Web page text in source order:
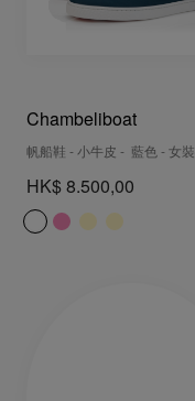
Chambeliboat
帆船鞋 - 小牛皮 - 藍色 - 女裝
HK$ 8.500,00